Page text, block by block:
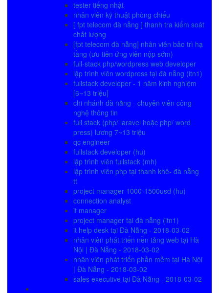
tester tiếng nhật
nhân viên kỹ thuật phòng chiếu
[ fpt telecom đà nẵng ] thanh tra kiểm soát
chất lượng
[fpt telecom đà nẵng] nhân viên bảo trì hạ
tầng (ưu tiên ứng viên nộp sớm)
full-stack php/wordpress web developer
lập trình viên wordpress tại đà nẵng (itn1)
fullstack developer - 1 năm kinh nghiệm
[6~13 triệu]
chi nhánh đà nẵng - chuyên viên công
nghệ thông tin
full stack (php/ laravel hoặc php/ word
press) lương 7~13 triệu
qc engineer
fullstack developer (hu)
lập trình viên fullstack (mh)
lập trình viên php tại thanh khê- đà nẵng
tt
project manager 1000-1500usd (hu)
connection analyst
it manager
project manager tại đà nẵng (itn1)
it help desk tại Đà Nẵng - 2018-03-02
nhân viên phát triển nền tảng web tại Hà
Nội | Đà Nẵng - 2018-03-02
nhân viên phát triển phần mềm tại Hà Nội
| Đà Nẵng - 2018-03-02
sales executive tại Đà Nẵng - 2018-03-02